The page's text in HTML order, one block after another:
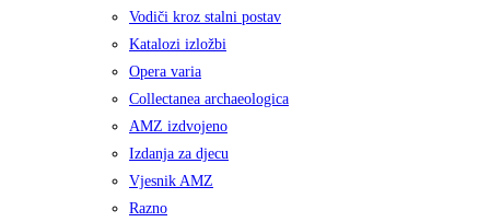
Vodiči kroz stalni postav
Katalozi izložbi
Opera varia
Collectanea archaeologica
AMZ izdvojeno
Izdanja za djecu
Vjesnik AMZ
Razno